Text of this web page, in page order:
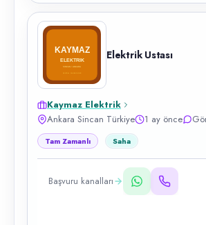
Elektrik Ustası
Kaymaz Elektrik
Ankara Sincan Türkiye
1 ay önce
Tam Zamanlı Saha
Başvuru kanalları